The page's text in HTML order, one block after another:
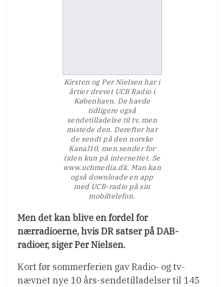
Kirsten og Per Nielsen har i
årtier drevet UCB Radio i
København. De havde
tidligere også
sendetilladelse til tv, men
mistede den. Derefter har
de sendt på den norske
Kanal10, men sender for
tiden kun på internettet. Se
www.ucbmedia.dk. Man kan
også downloade en app
med UCB-radio på sin
mobiltelefon.
Men det kan blive en fordel for
nærradioerne, hvis DR satser på DAB-
radioer, siger Per Nielsen.
Kort før sommerferien gav Radio- og tv-
nævnet nye 10 års-sendetilladelser til 145